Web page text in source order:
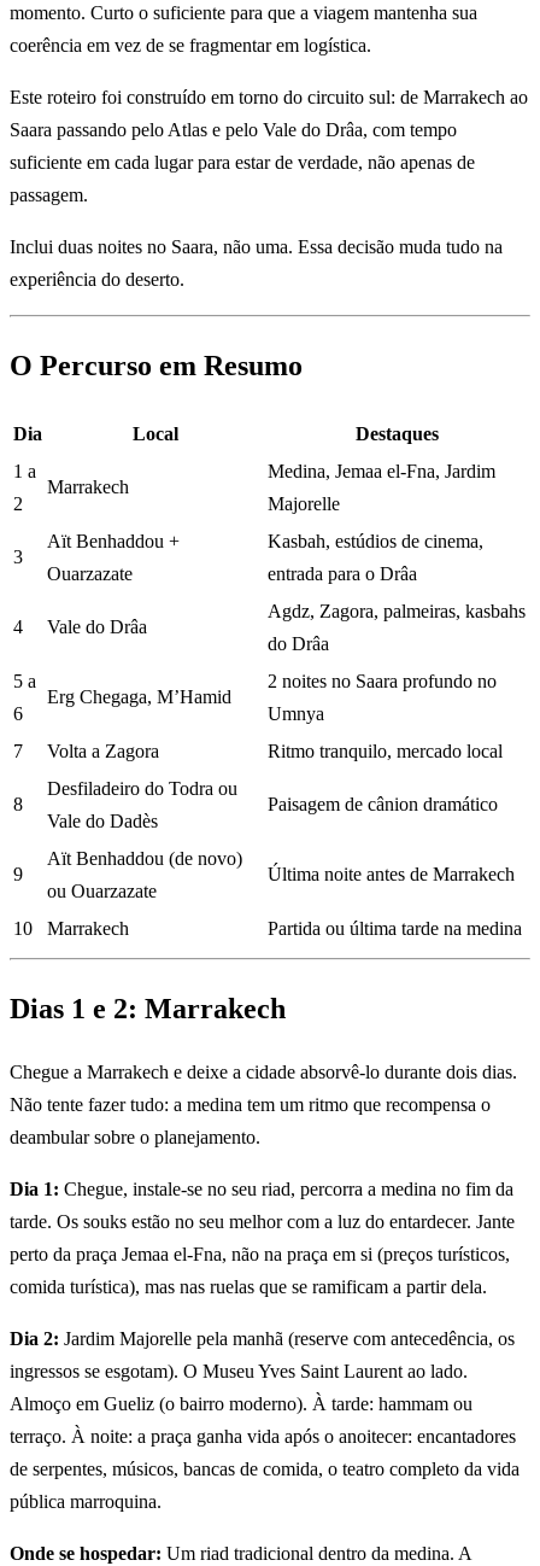
momento. Curto o suficiente para que a viagem mantenha sua
coerência em vez de se fragmentar em logística.
Este roteiro foi construído em torno do circuito sul: de Marrakech ao
Saara passando pelo Atlas e pelo Vale do Drâa, com tempo
suficiente em cada lugar para estar de verdade, não apenas de
passagem.
Inclui duas noites no Saara, não uma. Essa decisão muda tudo na
experiência do deserto.
O Percurso em Resumo
Dia Local
Destaques
1 a
2
Marrakech
Medina, Jemaa el-Fna, Jardim
Majorelle
3
Aït Benhaddou +
Ouarzazate
Kasbah, estúdios de cinema,
entrada para o Drâa
4 Vale do Drâa
Agdz, Zagora, palmeiras, kasbahs
do Drâa
5 a
6
Erg Chegaga, M’Hamid
2 noites no Saara profundo no
Umnya
7
Volta a Zagora Ritmo tranquilo, mercado local
8
Desfiladeiro do Todra ou
Vale do Dadès
Paisagem de cânion dramático
9
Aït Benhaddou (de novo)
ou Ouarzazate
Última noite antes de Marrakech
10 Marrakech Partida ou última tarde na medina
Dias 1 e 2: Marrakech
Chegue a Marrakech e deixe a cidade absorvê-lo durante dois dias.
Não tente fazer tudo: a medina tem um ritmo que recompensa o
deambular sobre o planejamento.
Dia 1: Chegue, instale-se no seu riad, percorra a medina no fim da
tarde. Os souks estão no seu melhor com a luz do entardecer. Jante
perto da praça Jemaa el-Fna, não na praça em si (preços turísticos,
comida turística), mas nas ruelas que se ramificam a partir dela.
Dia 2: Jardim Majorelle pela manhã (reserve com antecedência, os
ingressos se esgotam). O Museu Yves Saint Laurent ao lado.
Almoço em Gueliz (o bairro moderno). À tarde: hammam ou
terraço. À noite: a praça ganha vida após o anoitecer: encantadores
de serpentes, músicos, bancas de comida, o teatro completo da vida
pública marroquina.
Onde se hospedar: Um riad tradicional dentro da medina. A